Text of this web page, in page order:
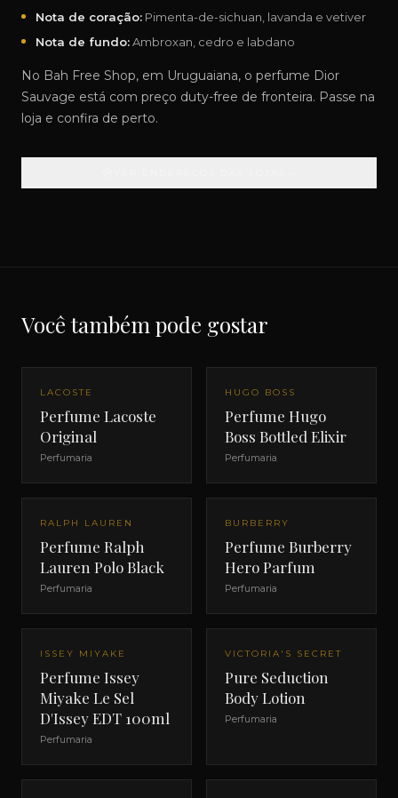
Nota de coração: Pimenta-de-sichuan, lavanda e vetiver
Nota de fundo:Ambroxan, cedro e labdano
No Bah Free Shop, em Uruguaiana, o perfume Dior
Sauvage está com preço duty-free de fronteira. Passe na
loja e confira de perto.
Você também pode gostar
LACOSTE
Perfume Lacoste
Original
Perfumaria
HUGO BOSS
Perfume Hugo
Boss Bottled Elixir
Perfumaria
RALPH LAUREN
Perfume Ralph
Lauren Polo Black
Perfumaria
BURBERRY
Perfume Burberry
Hero Parfum
Perfumaria
ISSEY MIYAKE
Perfume Issey
Miyake Le Sel
D'Issey EDT 100ml
Perfumaria
VICTORIA'S SECRET
Pure Seduction
Body Lotion
Perfumaria